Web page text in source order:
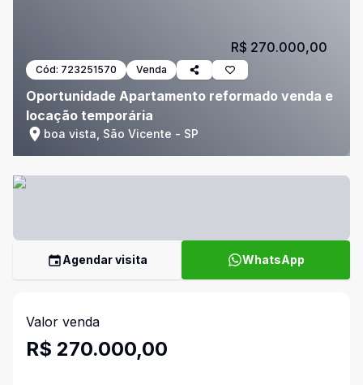
Cód: 723251570 Venda
Oportunidade Apartamento reformado venda e
locação temporária
boa vista, São Vicente - SP
R$ 270.000,00
Agendar visita WhatsApp
Valor venda
R$ 270.000,00